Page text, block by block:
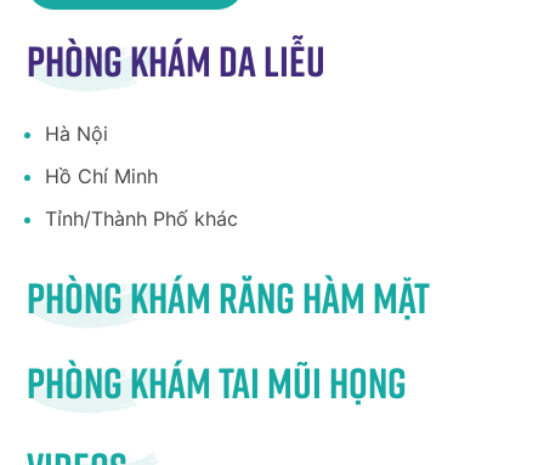
Phòng khám da liễu
Hà Nội
Hồ Chí Minh
Tỉnh/Thành Phố khác
Phòng khám răng hàm mặt
Phòng khám tai mũi họng